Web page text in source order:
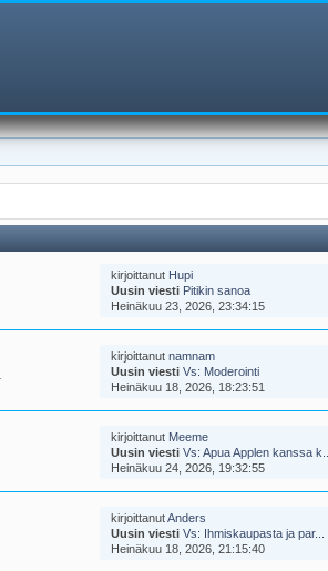
kirjoittanut Hupi
Uusin viesti Pitikin sanoa
Heinäkuu 23, 2026, 23:34:15
kirjoittanutnamnam
Uusin viesti Vs: Moderointi
Heinäkuu 18, 2026, 18:23:51
kirjoittanut Meeme
Uusin viesti Vs: Apua Applen kanssa k...
Heinäkuu 24, 2026, 19:32:55
kirjoittanutAnders
Uusin viesti Vs: Ihmiskaupasta ja par...
Heinäkuu 18, 2026, 21:15:40